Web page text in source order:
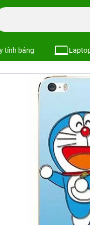
tính bảng
/ Ốp lưng
hình So sánh